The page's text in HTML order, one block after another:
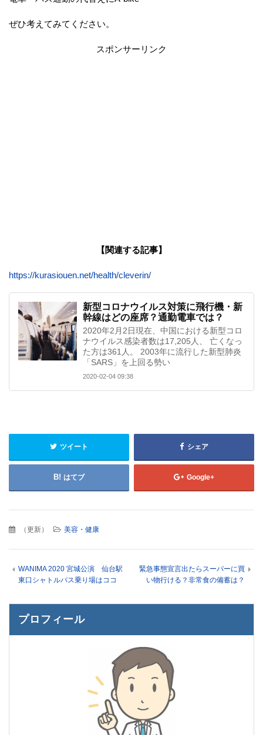
ぜひ考えてみてください。
スポンサーリンク
【関連する記事】
https://kurasiouen.net/health/cleverin/
新型コロナウイルス対策に飛行機・新
幹線はどの座席？通勤電車では？
2020年2月2日現在、中国における新型コロ
ナウイルス感染者数は17,205人、 亡くなっ
た方は361人。 2003年に流行した新型肺炎
「SARS」を上回る勢い
2020-02-04 09:38
ツイート シェア
はてブ Google+
（更新） 美容・健康
WANIMA 2020 宮城公演 仙台駅
東口シャトルバス乗り場はココ
緊急事態宣言出たらスーパーに買
い物行ける？非常食の備蓄は？
プロフィール